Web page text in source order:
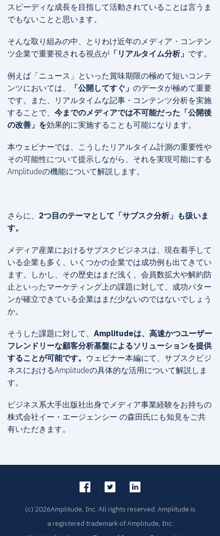
スピーディな成長を目指して活動されていることは言うま
でもないことと思います。
そんな取り組みの中、とりわけ近年のメディア・コンテン
ツ企業で重要視される視点が 「リアルタイム分析」 です。
例えば「ニュース」といった賞味期限の極めて短いコンテ
ンツにおいては、
「公開してすぐ」 のデータが極めて重要
です。また、リアルタイムな記事・コンテンツ分析を実施
することで、 今までのメディアでは不可能だった「公開後
の改善」を効果的に実施することも可能になります。
本ウェビナーでは、こうしたリアルタイム計測の重要性や
その可能性について提示しながら、それを実現可能にする
Amplitudeの機能について解説します。
さらに、 2つ目のテーマとして「サブスク分析」も扱いま
す。
メディア産業におけるサブスクビジネスは、現在着手して
いる企業も多く、いくつかの企業では成功例も出てきてい
ます。しかし、その歴史はまだ浅く、会員数拡大や解約防
止といったマーケティング上の課題に対して、成功パター
ンが確立できている企業はまだ少ないのではないでしょう
か。
そうした課題に対して、 Amplitudeは、高速かつユーザー
フレンドリーな顧客分析基盤によるソリューションを提供
することが可能です。 ウェビナー本編にて、サブスクビジ
ネスにおけるAmplitudeの具体的な活用について解説しま
す。
ビジネス系大手出版社出身でメディア事業経験をお持ちの
株式会社イー・エージェンシー の森田氏にも知見をご共
有いただきます。
(c) 2026Amplitude, Inc. All rights reserved. Amplitude is
a registered trademark of Amplitude, Inc.